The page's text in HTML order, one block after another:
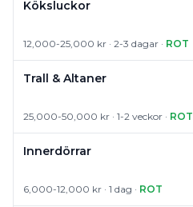
Köksluckor
12,000-25,000 kr · 2-3 dagar · ROT
Trall & Altaner
25,000-50,000 kr · 1-2 veckor · ROT
Innerdörrar
6,000-12,000 kr · 1 dag · ROT